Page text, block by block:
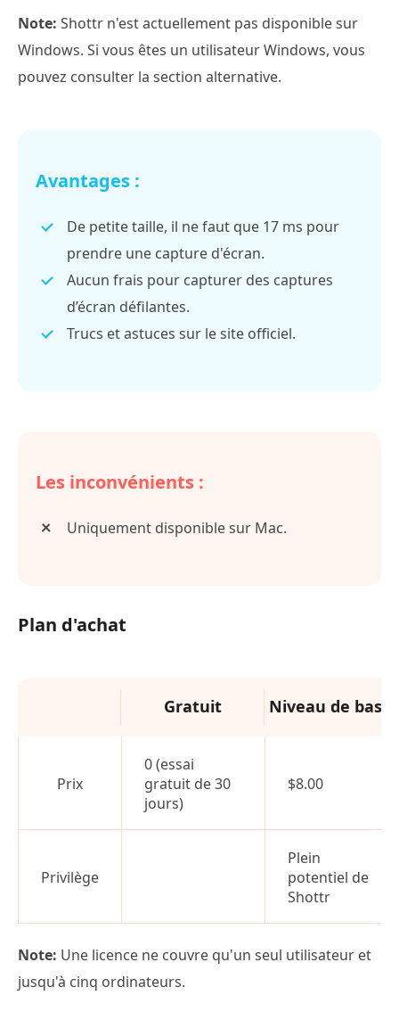
Note: Shottr n'est actuellement pas disponible sur
Windows. Si vous êtes un utilisateur Windows, vous
pouvez consulter la section alternative.
Avantages :
De petite taille, il ne faut que 17 ms pour
prendre une capture d'écran.
Aucun frais pour capturer des captures
d’écran défilantes.
Trucs et astuces sur le site officiel.
Les inconvénients :
Uniquement disponible sur Mac.
Plan d'achat
Gratuit Niveau de base
Prix
0 (essai
gratuit de 30
jours)
$8.00
Privilège
Plein
potentiel de
Shottr
Note: Une licence ne couvre qu'un seul utilisateur et
jusqu'à cinq ordinateurs.